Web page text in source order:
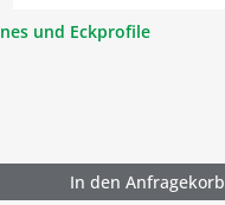
und Eckprofile
In den Anfragekorb